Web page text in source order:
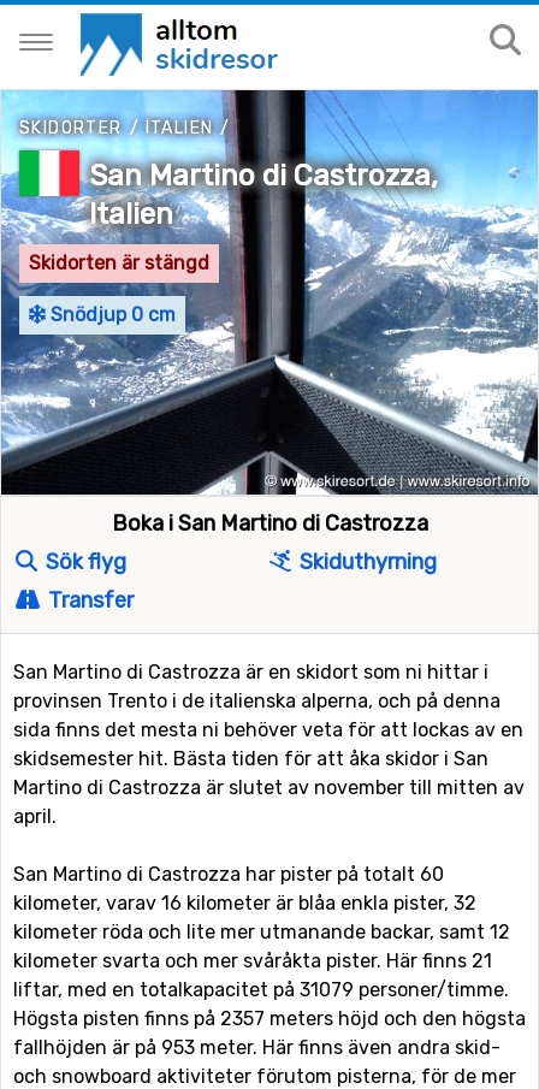
SKIDORTER/ITALIEN/
San Martino di Castrozza,
Italien
Skidorten är stängd
Snödjup 0 cm
Boka i San Martino di Castrozza
Sök flyg
Skiduthyrning
Transfer
San Martino di Castrozza är en skidort som ni hittar i
provinsen Trento i de italienska alperna, och på denna
sida finns det mesta ni behöver veta för att lockas av en
skidsemester hit. Bästa tiden för att åka skidor i San
Martino di Castrozza är slutet av november till mitten av
april.
San Martino di Castrozza har pister på totalt 60
kilometer, varav 16 kilometer är blåa enkla pister, 32
kilometer röda och lite mer utmanande backar, samt 12
kilometer svarta och mer svåråkta pister. Här finns 21
liftar, med en totalkapacitet på 31079 personer/timme.
Högsta pisten finns på 2357 meters höjd och den högsta
fallhöjden är på 953 meter. Här finns även andra skid-
och snowboard aktiviteter förutom pisterna, för de mer